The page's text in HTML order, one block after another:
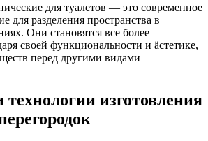
для туалетов — это современное
для разделения пространства в
Они становятся все более
своей функциональности и äстетике,
перед другими видами
изготовления